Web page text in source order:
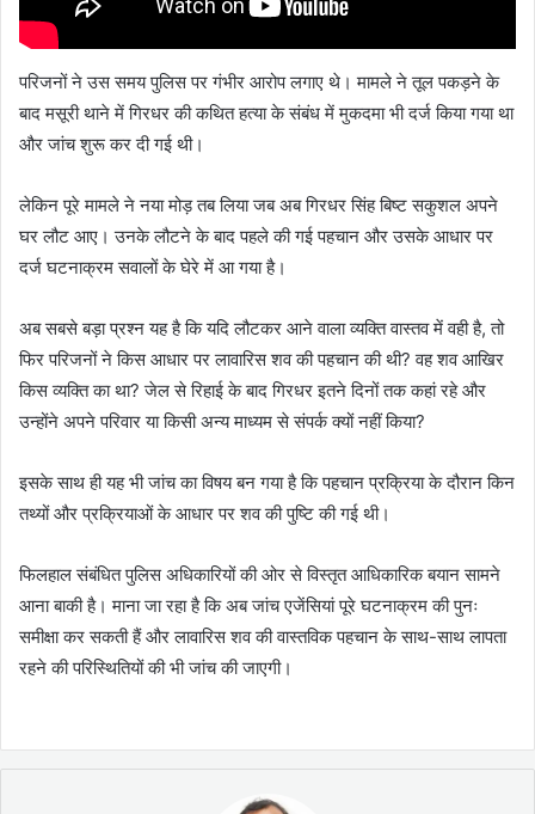
परिजनों ने उस समय पुलिस पर गंभीर आरोप लगाए थे। मामले ने तूल पकड़ने के
बाद मसूरी थाने में गिरधर की कथित हत्या के संबंध में मुकदमा भी दर्ज किया गया था
और जांच शुरू कर दी गई थी।
लेकिन पूरे मामले ने नया मोड़ तब लिया जब अब गिरधर सिंह बिष्ट सकुशल अपने
घर लौट आए। उनके लौटने के बाद पहले की गई पहचान और उसके आधार पर
दर्ज घटनाक्रम सवालों के घेरे में आ गया है।
अब सबसे बड़ा प्रश्न यह है कि यदि लौटकर आने वाला व्यक्ति वास्तव में वही है, तो
फिर परिजनों ने किस आधार पर लावारिस शव की पहचान की थी? वह शव आखिर
किस व्यक्ति का था? जेल से रिहाई के बाद गिरधर इतने दिनों तक कहां रहे और
उन्होंने अपने परिवार या किसी अन्य माध्यम से संपर्क क्यों नहीं किया?
इसके साथ ही यह भी जांच का विषय बन गया है कि पहचान प्रक्रिया के दौरान किन
तथ्यों और प्रक्रियाओं के आधार पर शव की पुष्टि की गई थी।
फिलहाल संबंधित पुलिस अधिकारियों की ओर से विस्तृत आधिकारिक बयान सामने
आना बाकी है। माना जा रहा है कि अब जांच एजेंसियां पूरे घटनाक्रम की पुनः
समीक्षा कर सकती हैं और लावारिस शव की वास्तविक पहचान के साथ-साथ लापता
रहने की परिस्थितियों की भी जांच की जाएगी।